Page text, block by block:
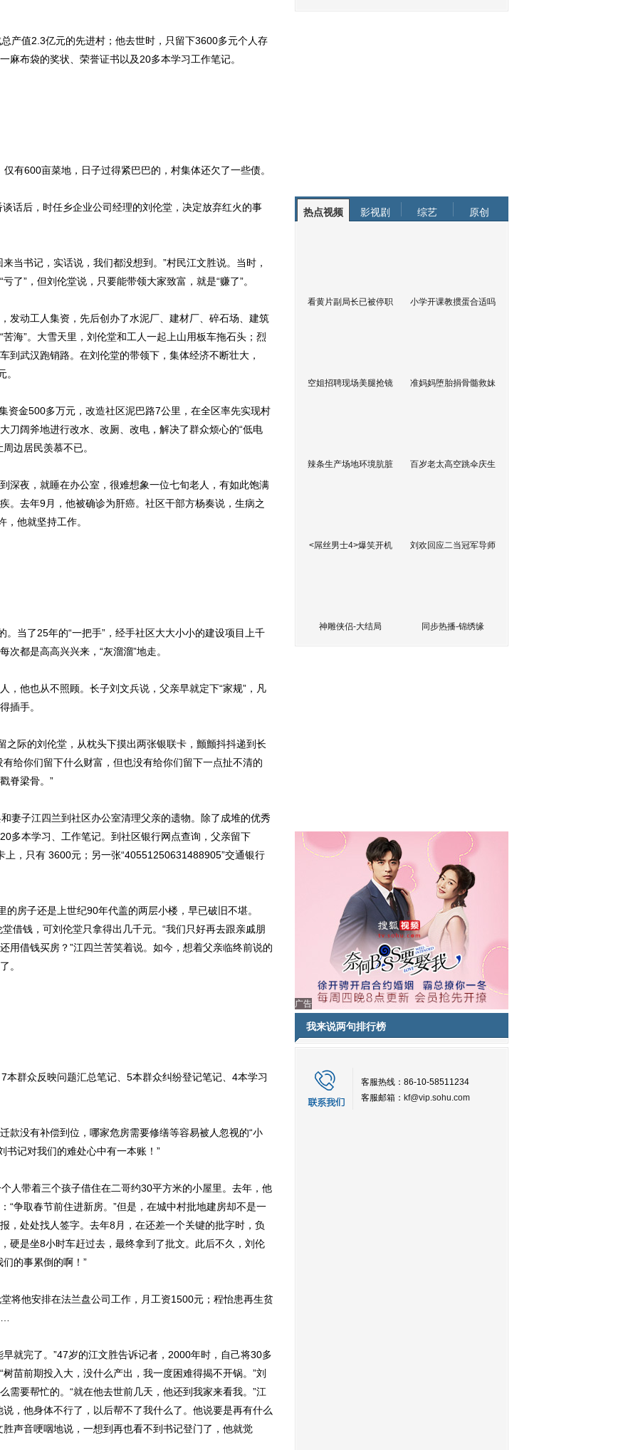
值2.3亿元的先进村；他去世时，只留下3600多元个人存
麻布袋的奖状、荣誉证书以及20多本学习工作笔记。
600亩菜地，日子过得紧巴巴的，村集体还欠了一些债。
后，时任乡企业公司经理的刘伦堂，决定放弃红火的事
书记，实话说，我们都没想到。”村民江文胜说。当时，
了”，但刘伦堂说，只要能带领大家致富，就是“赚了”。
动工人集资，先后创办了水泥厂、建材厂、碎石场、建筑
海”。大雪天里，刘伦堂和工人一起上山用板车拖石头；烈
到武汉跑销路。在刘伦堂的带领下，集体经济不断壮大，
金500多万元，改造社区泥巴路7公里，在全区率先实现村
刀阔斧地进行改水、改厕、改电，解决了群众烦心的“低电
边居民羡慕不已。
夜，就睡在办公室，很难想象一位七旬老人，有如此饱满
。去年9月，他被确诊为肝癌。社区干部方杨奏说，生病之
，他就坚持工作。
了25年的“一把手”，经手社区大大小小的建设项目上千
都是高高兴兴来，“灰溜溜”地走。
他也从不照顾。长子刘文兵说，父亲早就定下“家规”，凡
插手。
的刘伦堂，从枕头下摸出两张银联卡，颤颤抖抖递到长
给你们留下什么财富，但也没有给你们留下一点扯不清的
脊梁骨。”
子江四兰到社区办公室清理父亲的遗物。除了成堆的优秀
多本学习、工作笔记。到社区银行网点查询，父亲留下
，只有 3600元；另一张“40551250631488905”交通银行
子还是上世纪90年代盖的两层小楼，早已破旧不堪。
借钱，可刘伦堂只拿得出几千元。“我们只好再去跟亲戚朋
用借钱买房？”江四兰苦笑着说。如今，想着父亲临终前说的
。
众反映问题汇总笔记、5本群众纠纷登记笔记、4本学习
没有补偿到位，哪家危房需要修缮等容易被人忽视的“小
书记对我们的难处心中有一本账！”
带着三个孩子借住在二哥约30平方米的小屋里。去年，他
“争取春节前住进新房。”但是，在城中村批地建房却不是一
，处处找人签字。去年8月，在还差一个关键的批字时，负
硬是坐8小时车赶过去，最终拿到了批文。此后不久，刘伦
的事累倒的啊！”
他安排在法兰盘公司工作，月工资1500元；程怡患再生贫
完了。”47岁的江文胜告诉记者，2000年时，自己将30多
苗前期投入大，没什么产出，我一度困难得揭不开锅。”刘
需要帮忙的。“就在他去世前几天，他还到我家来看我。”江
，他身体不行了，以后帮不了我什么了。他说要是再有什么
声音哽咽地说，一想到再也看不到书记登门了，他就觉
热点视频 影视剧 综艺 原创
看黄片副局长已被停职 小学开课教掼蛋合适吗
空姐招聘现场美腿抢镜 准妈妈堕胎捐骨髓救妹
辣条生产场地环境肮脏 百岁老太高空跳伞庆生
<屌丝男士4>爆笑开机 刘欢回应二当冠军导师
神雕侠侣-大结局 同步热播-锦绣缘
广告
我来说两句排行榜
客服热线：86-10-58511234
客服邮箱： kf@vip.sohu.com